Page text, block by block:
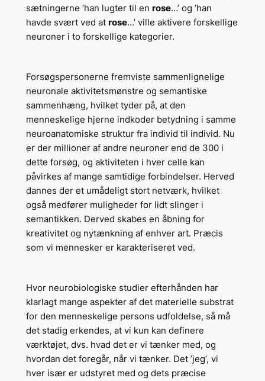
sætningerne ’han lugter til en rose…’ og ’han
havde svært ved at rose…’ ville aktivere forskellige
neuroner i to forskellige kategorier.
Forsøgspersonerne fremviste sammenlignelige
neuronale aktivitetsmønstre og semantiske
sammenhæng, hvilket tyder på, at den
menneskelige hjerne indkoder betydning i samme
neuroanatomiske struktur fra individ til individ. Nu
er der millioner af andre neuroner end de 300 i
dette forsøg, og aktiviteten i hver celle kan
påvirkes af mange samtidige forbindelser. Herved
dannes der et umådeligt stort netværk, hvilket
også medfører muligheder for lidt slinger i
semantikken. Derved skabes en åbning for
kreativitet og nytænkning af enhver art. Præcis
som vi mennesker er karakteriseret ved.
Hvor neurobiologiske studier efterhånden har
klarlagt mange aspekter af det materielle substrat
for den menneskelige persons udfoldelse, så må
det stadig erkendes, at vi kun kan definere
værktøjet, dvs. hvad det er vi tænker med, og
hvordan det foregår, når vi tænker. Det ’jeg’, vi
hver især er udstyret med og dets præcise